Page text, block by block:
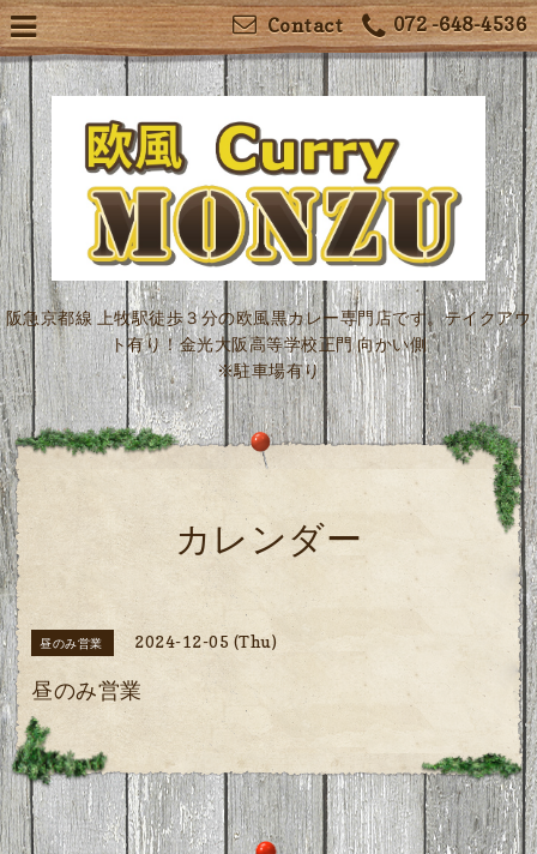
072 -648-4536
Contact
阪急京都線 上牧駅徒歩３分の欧風黒カレー専門店です。テイクアウ
ト有り！金光大阪高等学校正門 向かい側
※駐車場有り
カレンダー
昼のみ営業 2024-12-05 (Thu)
昼のみ営業